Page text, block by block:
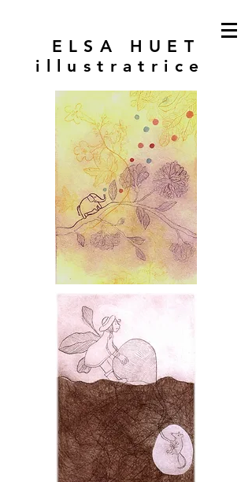
ELSA HUET
illustratrice